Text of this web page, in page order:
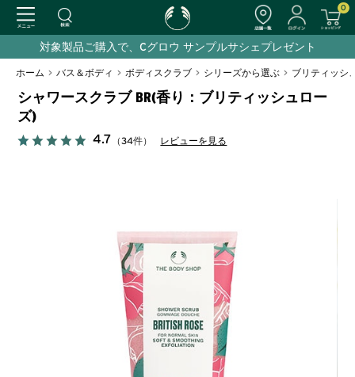
0
対象製品ご購入で、Cグロウ サンプルサシェプレゼント
ホーム > バス＆ボディ > ボディスクラブ > シリーズから選ぶ > ブリティッシ
シャワースクラブ BR(香り：ブリティッシュロー
ズ)
4.7 （34件） レビューを見る